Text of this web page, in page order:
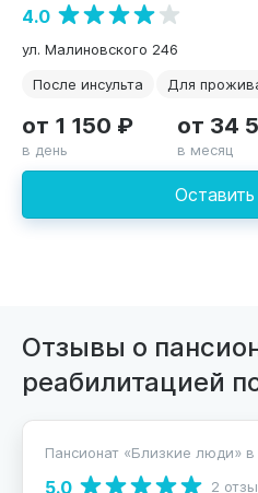
4.0
ул. Малиновского 246
После инсульта
Для
Оставить
от 1 150 ₽
в день
от 34
в месяц
Отзывы о
реабилитацией
Пансионат «Близкие люди»
5.0 2